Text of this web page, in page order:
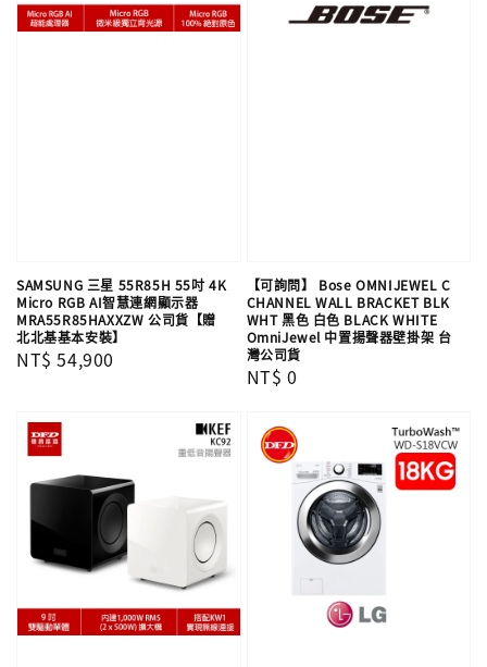
SAMSUNG 三星 55R85H 55吋 4K
Micro RGB AI智慧連網顯示器
MRA55R85HAXXZW 公司貨【贈
北北基基本安裝】
Regular
NT$ 54,900
【可詢問】 Bose OMNIJEWEL C
CHANNEL WALL BRACKET BLK
WHT 黑色 白色 BLACK WHITE
OmniJewel 中置揚聲器壁掛架 台
灣公司貨
Regular
NT$ 0